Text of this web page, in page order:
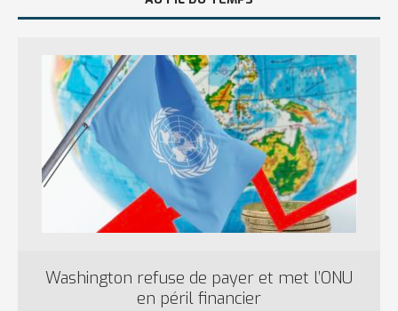
Washington refuse de payer et met l’ONU
en péril financier